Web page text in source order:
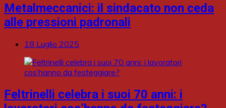
Metalmeccanici: il sindacato non ceda
alle pressioni padronali
18 Luglio 2025
Feltrinelli celebra i suoi 70 anni: i